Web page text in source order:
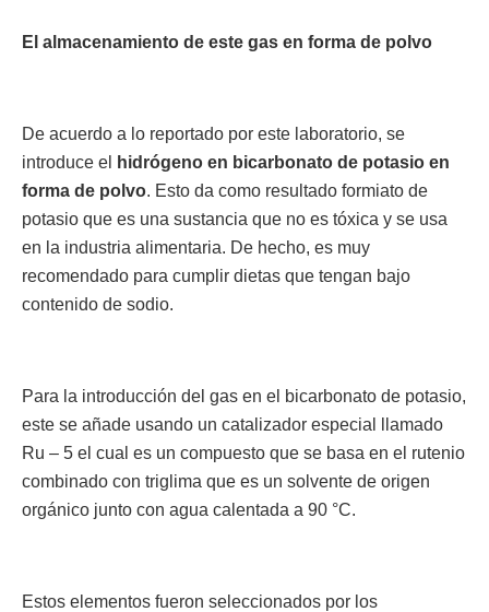
El almacenamiento de este gas en forma de polvo
De acuerdo a lo reportado por este laboratorio, se
introduce el
hidrógeno en bicarbonato de potasio en
forma de polvo. Esto da como resultado formiato de
potasio que es una sustancia que no es tóxica y se usa
en la industria alimentaria. De hecho, es muy
recomendado para cumplir dietas que tengan bajo
contenido de sodio.
Para la introducción del gas en el bicarbonato de potasio,
este se añade usando un catalizador especial llamado
Ru – 5 el cual es un compuesto que se basa en el rutenio
combinado con triglima que es un solvente de origen
orgánico junto con agua calentada a 90 °C.
Estos elementos fueron seleccionados por los